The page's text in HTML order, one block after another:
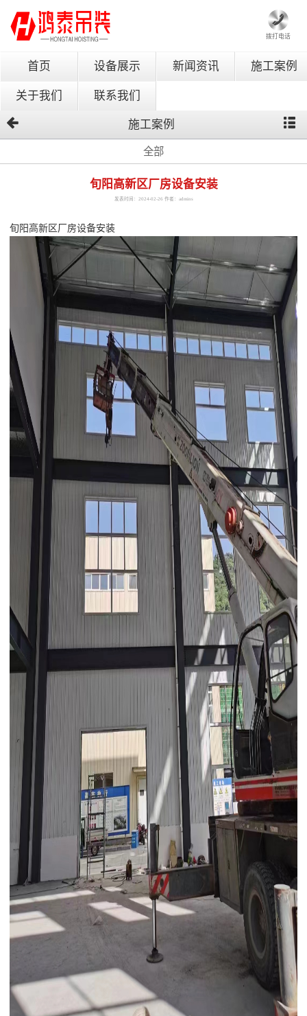
拨打电话
首页 设备展示 新闻资讯 施工案例
关于我们 联系我们
施工案例
全部
旬阳高新区厂房设备安装
发表时间：2024-02-26 作者：admins
旬阳高新区厂房设备安装